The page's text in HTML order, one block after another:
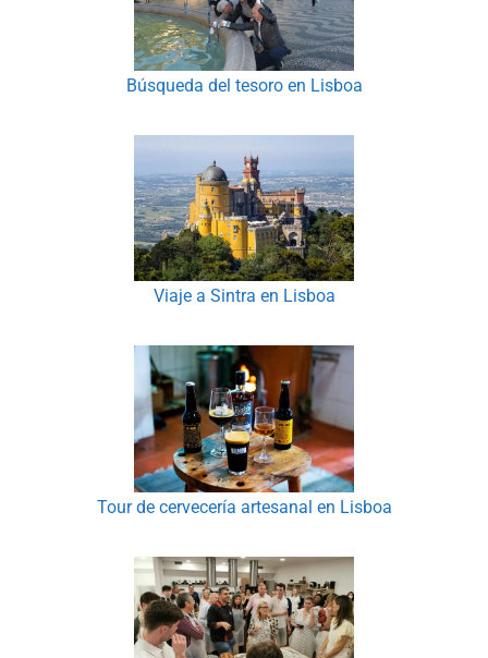
Búsqueda del tesoro en Lisboa
Viaje a Sintra en Lisboa
Tour de cervecería artesanal en Lisboa